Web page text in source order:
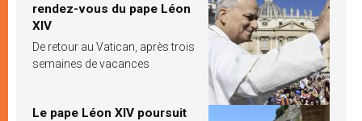
rendez-vous du pape Léon
XIV
De retour au Vatican, après trois
semaines de vacances
Le pape Léon XIV poursuit